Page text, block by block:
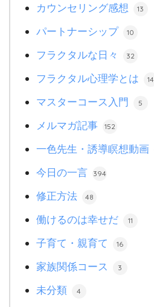
カウンセリング感想 13
パートナーシップ 10
フラクタルな日々 32
フラクタル心理学とは 14
マスターコース入門 5
メルマガ記事 152
一色先生・誘導瞑想動画
今日の一言 394
修正方法 48
働けるのは幸せだ 11
子育て・親育て 16
家族関係コース 3
未分類 4